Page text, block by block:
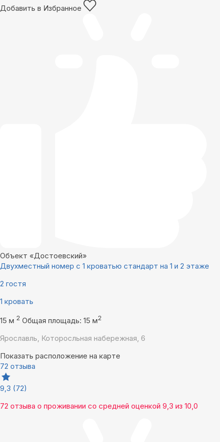
Добавить в Избранное
Объект «Достоевский»
Двухместный номер с 1 кроватью стандарт на 1 и 2 этаже
2 гостя
1 кровать
15 м 2 Общая площадь: 15 м2
Ярославль, Которосльная набережная, 6
Показать расположение на карте
72 отзыва
9,3 (72)
72 отзыва о проживании со средней оценкой 9,3 из 10,0